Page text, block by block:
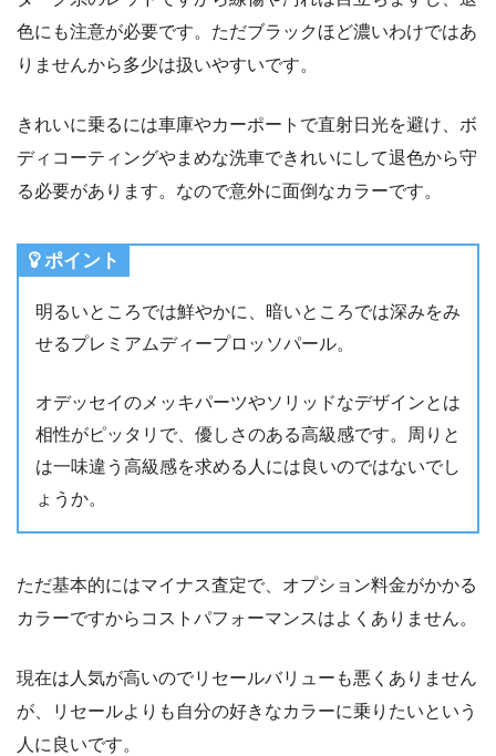
色にも注意が必要です。ただブラックほど濃いわけではあ
りませんから多少は扱いやすいです。
きれいに乗るには車庫やカーポートで直射日光を避け、ボ
ディコーティングやまめな洗車できれいにして退色から守
る必要があります。なので意外に面倒なカラーです。
ポイント
明るいところでは鮮やかに、暗いところでは深みをみ
せるプレミアムディープロッソパール。
オデッセイのメッキパーツやソリッドなデザインとは
相性がピッタリで、優しさのある高級感です。周りと
は一味違う高級感を求める人には良いのではないでし
ょうか。
ただ基本的にはマイナス査定で、オプション料金がかかる
カラーですからコストパフォーマンスはよくありません。
現在は人気が高いのでリセールバリューも悪くありません
が、リセールよりも自分の好きなカラーに乗りたいという
人に良いです。